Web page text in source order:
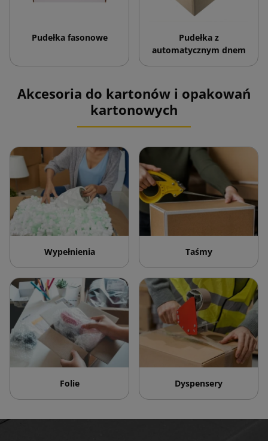
Pudełka fasonowe
Pudełka z
automatycznym dnem
Akcesoria do kartonów i opakowań
kartonowych
Wypełnienia Taśmy
Folie Dyspensery